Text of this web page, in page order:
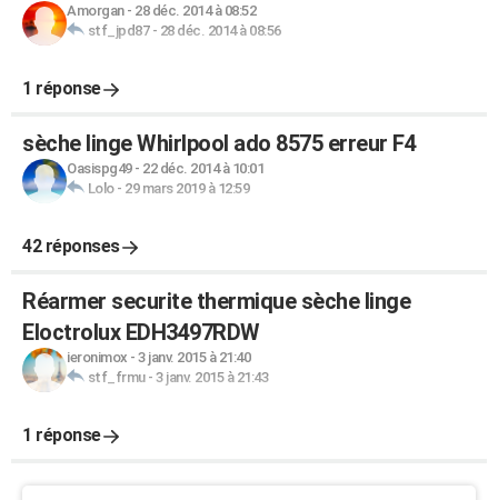
Amorgan- 28 déc. 2014 à 08:52
stf_jpd87- 28 déc. 2014 à 08:56
1 réponse
sèche linge Whirlpool ado 8575 erreur F4
Oasispg49- 22 déc. 2014 à 10:01
Lolo- 29 mars 2019 à 12:59
42 réponses
Réarmer securite thermique sèche linge
Eloctrolux EDH3497RDW
ieronimox - 3 janv. 2015 à 21:40
stf_frmu- 3 janv. 2015 à 21:43
1 réponse